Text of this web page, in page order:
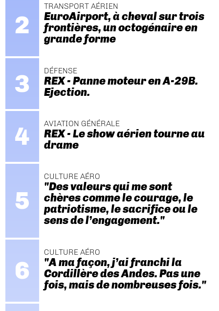
TRANSPORT AÉRIEN
EuroAirport, à cheval sur trois
frontières, un octogénaire en
grande forme
DÉFENSE
REX - Panne moteur en A-29B.
Ejection.
AVIATION GÉNÉRALE
REX - Le show aérien tourne au
drame
CULTURE AÉRO
"Des valeurs qui me sont
chères comme le courage, le
patriotisme, le sacrifice ou le
sens de l’engagement."
CULTURE AÉRO
"A ma façon, j’ai franchi la
Cordillère des Andes. Pas une
fois, mais de nombreuses fois."